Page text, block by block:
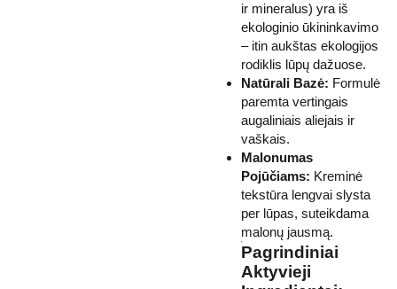
ir mineralus) yra iš
ekologinio ūkininkavimo
– itin aukštas ekologijos
rodiklis lūpų dažuose.
Natūrali Bazė: Formulė
paremta vertingais
augaliniais aliejais ir
vaškais.
Malonumas
Pojūčiams: Kreminė
tekstūra lengvai slysta
per lūpas, suteikdama
malonų jausmą.
Pagrindiniai
Aktyvieji